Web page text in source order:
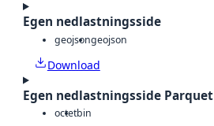
Egen nedlastningsside
geojsongeojson
Download
Egen nedlastningsside Parquet
octetbin